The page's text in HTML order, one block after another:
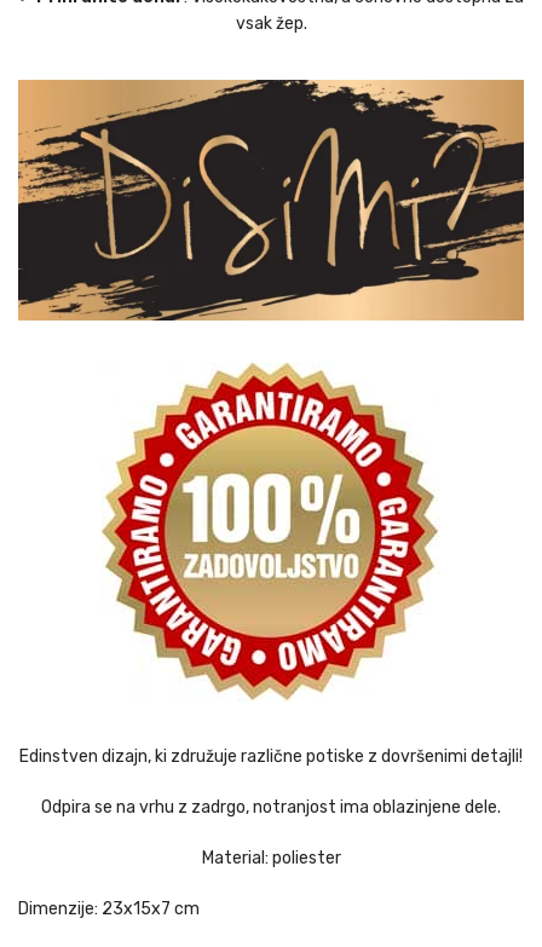
vsak žep.
Edinstven dizajn, ki združuje različne potiske z dovršenimi detajli!
Odpira se na vrhu z zadrgo, notranjost ima oblazinjene dele.
Material: poliester
Dimenzije: 23x15x7 cm